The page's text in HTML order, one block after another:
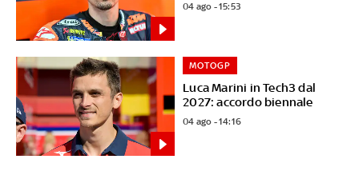
04 ago - 15:53
Luca Marini in Tech3 dal
2027: accordo biennale
MOTOGP
04 ago - 14:16